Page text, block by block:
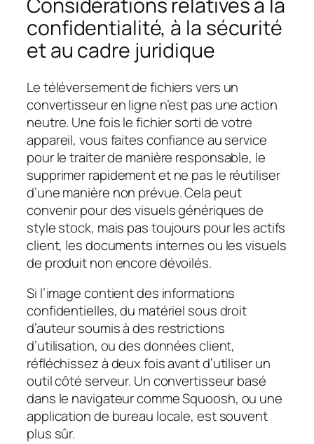
confidentialité, à la sécurité
et au cadre juridique
Le téléversement de fichiers vers un
convertisseur en ligne n’est pas une action
neutre. Une fois le fichier sorti de votre
appareil, vous faites confiance au service
pour le traiter de manière responsable, le
supprimer rapidement et ne pas le réutiliser
d’une manière non prévue. Cela peut
convenir pour des visuels génériques de
style stock, mais pas toujours pour les actifs
client, les documents internes ou les visuels
de produit non encore dévoilés.
Si l’image contient des informations
confidentielles, du matériel sous droit
d’auteur soumis à des restrictions
d’utilisation, ou des données client,
réfléchissez à deux fois avant d’utiliser un
outil côté serveur. Un convertisseur basé
dans le navigateur comme Squoosh, ou une
application de bureau locale, est souvent
plus sûr.